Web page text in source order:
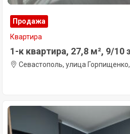
Продажа
Квартира
1-к квартира, 27,8 м², 9/10
Севастополь, улица